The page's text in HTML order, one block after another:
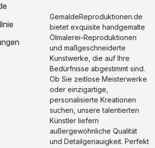
GemaldeReproduktionen.de
bietet exquisite handgemalte
Ölmalerei-Reproduktionen
und maßgeschneiderte
Kunstwerke, die auf Ihre
Bedürfnisse abgestimmt sind.
Ob Sie zeitlose Meisterwerke
oder einzigartige,
personalisierte Kreationen
suchen, unsere talentierten
Künstler liefern
außergewöhnliche Qualität
und Detailgenauigkeit. Perfekt